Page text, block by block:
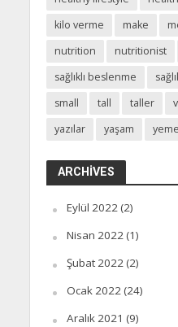
kilo verme
make
nutrition
nutritionist
sağlıklı beslenme
small
tall taller
yazılar
yaşam
ARCHIVES
Eylül 2022(2)
Nisan 2022(1)
Şubat 2022(2)
Ocak 2022(24)
Aralık 2021 (9)